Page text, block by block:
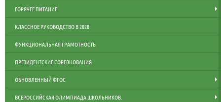
ГОРЯЧЕЕ ПИТАНИЕ
КЛАССНОЕ РУКОВОДСТВО В 2020
ФУНКЦИОНАЛЬНАЯ ГРАМОТНОСТЬ
ПРЕЗИДЕНТСКИЕ СОРЕВНОВАНИЯ
ОБНОВЛЕННЫЙ ФГОС
ВСЕРОССИЙСКАЯ ОЛИМПИАДА ШКОЛЬНИКОВ.